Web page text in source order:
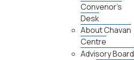
Convenor's
Desk
About Chavan
Centre
Advisory Board